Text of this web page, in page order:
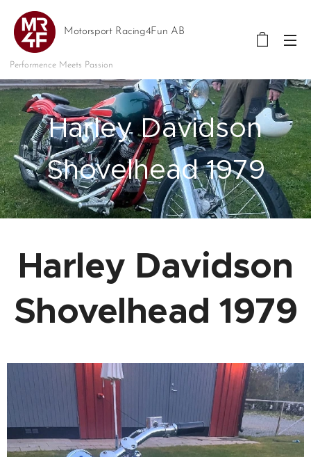
Motorsport Racing4Fun AB
Performence Meets Passion
Harley Davidson
Shovelhead 1979
Harley Davidson
Shovelhead 1979